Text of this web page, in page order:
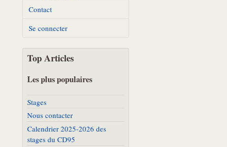
Contact
Se connecter
Top Articles
Les plus populaires
Stages
Nous contacter
Calendrier 2025-2026 des
stages du CD95